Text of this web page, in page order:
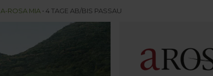
A-ROSA MIA • 4 TAGE AB/BIS PASSAU